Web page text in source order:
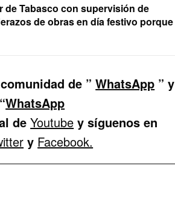
de Tabasco con supervisión de
de obras en día festivo porque
de ”WhatsApp ” y
WhatsApp
deYoutube y síguenos en
y Facebook.